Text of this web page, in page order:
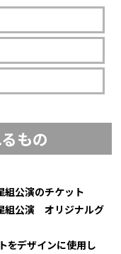
もの
組公演のチケット
組公演 オリジナルグ
をデザインに使用し